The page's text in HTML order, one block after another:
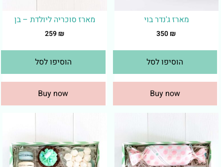
מארז ג'נדר בוי
350₪
הוסיפו לסל
Buy now
מארז סוכריה ליולדת – בן
259₪
הוסיפו לסל
Buy now